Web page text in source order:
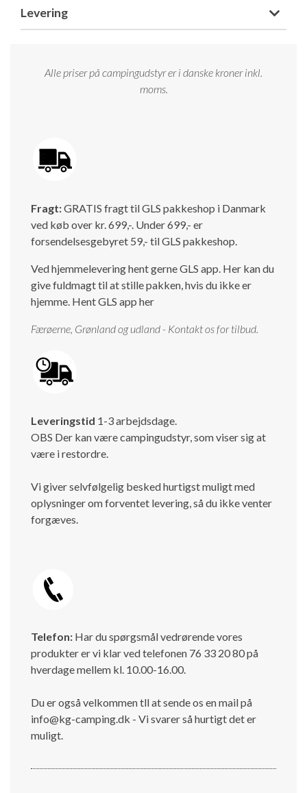
Levering
Alle priser på campingudstyr er i danske kroner inkl.
moms.
Fragt:GRATIS fragt til GLS pakkeshop i Danmark
ved køb over kr. 699,-. Under 699,- er
forsendelsesgebyret 59,- til GLS pakkeshop.
Ved hjemmelevering hent gerne GLS app. Her kan du
give fuldmagt til at stille pakken, hvis du ikke er
hjemme. Hent GLS app her
Færøerne, Grønland og udland - Kontakt os for tilbud.
Leveringstid 1-3 arbejdsdage.
OBS Der kan være campingudstyr, som viser sig at
være i restordre.
Vi giver selvfølgelig besked hurtigst muligt med
oplysninger om forventet levering, så du ikke venter
forgæves.
Telefon: Har du spørgsmål vedrørende vores
produkter er vi klar ved telefonen 76 33 20 80 på
hverdage mellem kl. 10.00-16.00.
Du er også velkommen tll at sende os en mail på
info@kg-camping.dk - Vi svarer så hurtigt det er
muligt.